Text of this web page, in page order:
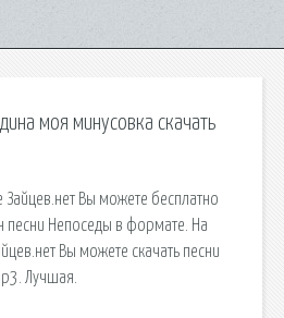
моя минусовка скачать
Вы можете бесплатно
песни Непоседы в формате. На
Вы можете скачать песни
Лучшая.